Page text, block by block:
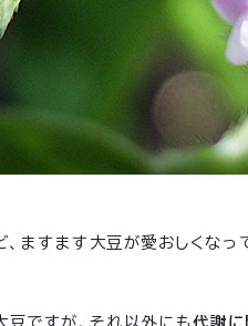
ますます大豆が愛おしくなっ
豆ですが、それ以外にも代謝に